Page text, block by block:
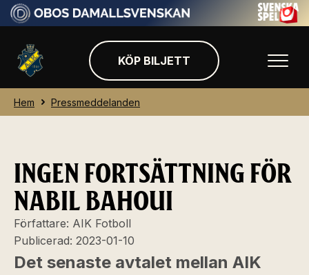
KÖP BILJETT
Hem Pressmeddelanden
INGEN FORTSÄTTNING FÖR
NABIL BAHOUI
Författare: AIK Fotboll
Publicerad: 2023-01-10
Det senaste avtalet mellan AIK